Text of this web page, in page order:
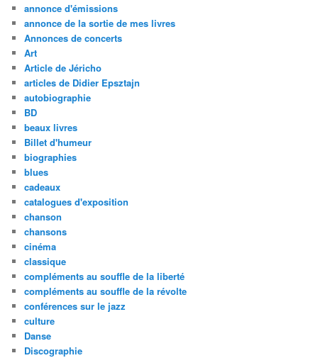
annonce d'émissions
annonce de la sortie de mes livres
Annonces de concerts
Art
Article de Jéricho
articles de Didier Epsztajn
autobiographie
BD
beaux livres
Billet d'humeur
biographies
blues
cadeaux
catalogues d'exposition
chanson
chansons
cinéma
classique
compléments au souffle de la liberté
compléments au souffle de la révolte
conférences sur le jazz
culture
Danse
Discographie